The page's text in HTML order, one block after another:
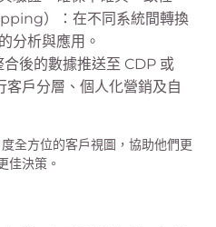
）：在不同系統間轉換
分析與應用。
後的數據推送至 CDP 或
戶分層、個人化營銷及自
全方位的客戶視圖，協助他們更
佳決策。